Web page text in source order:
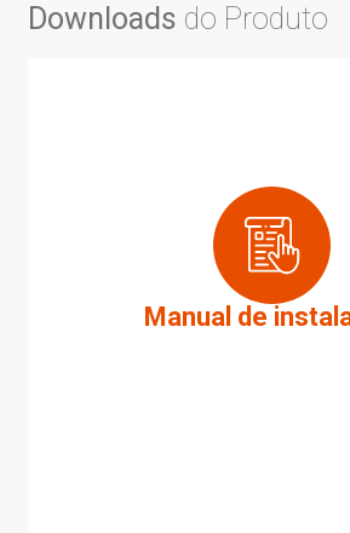
Downloads do Produto
Manual de